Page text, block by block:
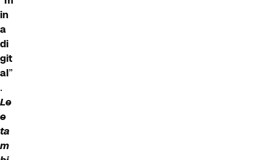
in
a
di
git
al”
.
Le
e
ta
m